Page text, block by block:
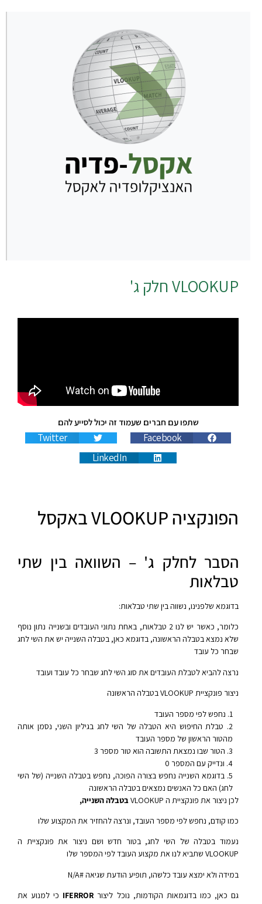
VLOOKUP חלק ג'
שתפו עם חברים שעמוד זה יכול לסייע להם
Facebook
Twitter
LinkedIn
הפונקציה VLOOKUP באקסל
הסבר לחלק ג' – השוואה בין שתי
טבלאות
בדוגמא שלפנינו, נשווה בין שתי טבלאות:
כלומר, כאשר יש לנו 2 טבלאות, באחת נתוני העובדים ובשנייה נתון נוסף
שלא נמצא בטבלה הראשונה, בדוגמא כאן, בטבלה השנייה יש את השי לחג
שבחר כל עובד
נרצה להביא לטבלת העובדים את סוג השי לחג שבחר כל עובד ועובד
ניצור פונקציית VLOOKUP בטבלה הראשונה
נחפש לפי מספר העובד
טבלת החיפוש היא הטבלה של השי לחג בגיליון השני, נסמן אותה
מהטור הראשון של מספר העובד
הטור שבו נמצאת התשובה הוא טור מספר 3
ונדייק עם המספר 0
בדוגמא השנייה נחפש בצורה הפוכה, נחפש בטבלה השנייה (של השי
לחג) האם כל האנשים נמצאים בטבלה הראשונה
לכן ניצור את פונקציית ה VLOOKUP
בטבלה השנייה,
כמו קודם, נחפש לפי מספר העובד, ונרצה להחזיר את המקצוע שלו
נעמוד בטבלה של השי לחג, בטור חדש ושם ניצור את פונקציית ה
VLOOKUP שתביא לנו את מקצוע העובד לפי המספר שלו
במידה ולא ימצא עובד כלשהו, תופיע הודעת שגיאה #N/A
גם כאן, כמו בדוגמאות הקודמות, נוכל ליצור IFERROR כי למנוע את